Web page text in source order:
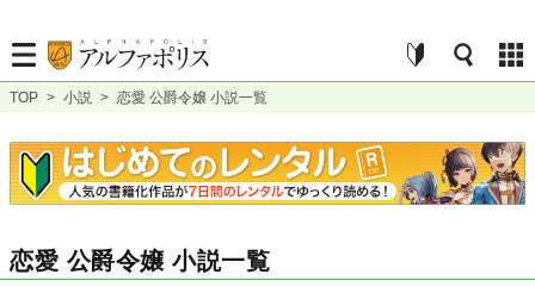
TOP > 小説 > 恋愛 公爵令嬢 小説一覧
恋愛 公爵令嬢 小説一覧